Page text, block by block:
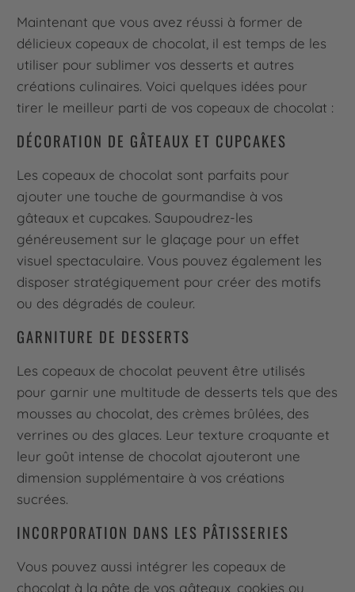
Maintenant que vous avez réussi à former de
délicieux copeaux de chocolat, il est temps de les
utiliser pour sublimer vos desserts et autres
créations culinaires. Voici quelques idées pour
tirer le meilleur parti de vos copeaux de chocolat :
DÉCORATION DE GÂTEAUX ET CUPCAKES
Les copeaux de chocolat sont parfaits pour
ajouter une touche de gourmandise à vos
gâteaux et cupcakes. Saupoudrez-les
généreusement sur le glaçage pour un effet
visuel spectaculaire. Vous pouvez également les
disposer stratégiquement pour créer des motifs
ou des dégradés de couleur.
GARNITURE DE DESSERTS
Les copeaux de chocolat peuvent être utilisés
pour garnir une multitude de desserts tels que des
mousses au chocolat, des crèmes brûlées, des
verrines ou des glaces. Leur texture croquante et
leur goût intense de chocolat ajouteront une
dimension supplémentaire à vos créations
sucrées.
INCORPORATION DANS LES PÂTISSERIES
Vous pouvez aussi intégrer les copeaux de
chocolat à la pâte de vos gâteaux, cookies ou